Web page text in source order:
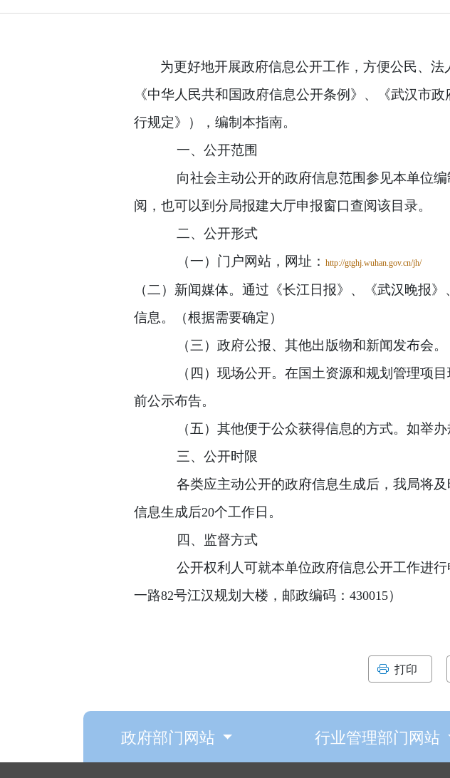
为更好地开展政府信息公开工作，方便公民、
《中华人民共和国政府信息公开条例》、《武汉市
行规定》），编制本指南。
一、公开范围
向社会主动公开的政府信息范围参见本单位
阅，也可以到分局报建大厅申报窗口查阅该目录。
二、公开形式
（一）门户网站，网址：http://gtghj.wuhan.gov.cn/jh/
（二）新闻媒体。通过《长江日报》、《武汉晚报
信息。（根据需要确定）
（三）政府公报、其他出版物和新闻发布会。
（四）现场公开。在国土资源和规划管理项
前公示布告。
（五）其他便于公众获得信息的方式。如举
三、公开时限
各类应主动公开的政府信息生成后，我局将
信息生成后20个工作日。
四、监督方式
公开权利人可就本单位政府信息公开工作进
一路82号江汉规划大楼，邮政编码：430015）
打印
政府部门网站 行业管理部门网站